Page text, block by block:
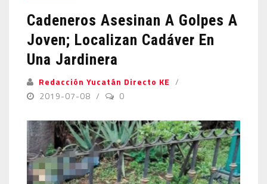
Cadeneros Asesinan A Golpes A
Joven; Localizan Cadáver En
Una Jardinera
Redacción Yucatán Directo KE
2019-07-08
0